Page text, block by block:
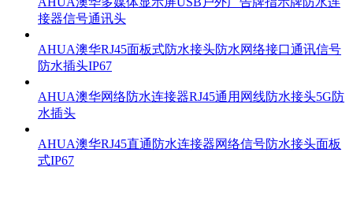
接器信号通讯头
AHUA澳华RJ45面板式防水接头防水网络接口通讯信号
防水插头IP67
AHUA澳华网络防水连接器RJ45通用网线防水接头5G防
水插头
AHUA澳华RJ45直通防水连接器网络信号防水接头面板
式IP67